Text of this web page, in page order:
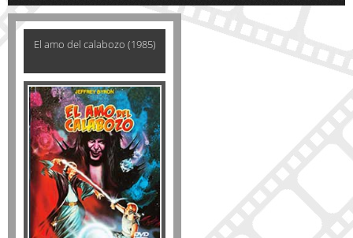
El amo del calabozo (1985)